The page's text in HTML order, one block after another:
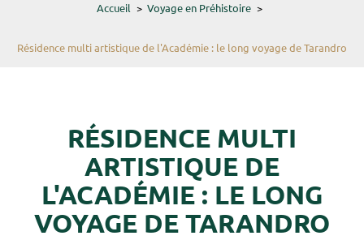
Accueil > Voyage en Préhistoire >
Résidence multi artistique de l'Académie : le long voyage de Tarandro
RÉSIDENCE MULTI
ARTISTIQUE DE
L'ACADÉMIE : LE LONG
VOYAGE DE TARANDRO